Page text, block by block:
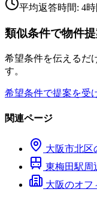
平均返答時間: 4
類似条件で物件
希望条件を伝えるだ
す。
希望条件で提案を受
関連ページ
大阪市北区
東梅田駅周
大阪のオフ